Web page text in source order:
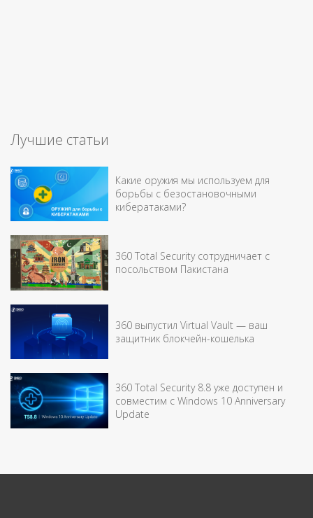
Лучшие статьи
Какие оружия мы используем для
борьбы с безостановочными
кибератаками?
360 Total Security сотрудничает с
посольством Пакистана
360 выпустил Virtual Vault — ваш
защитник блокчейн-кошелька
360 Total Security 8.8 уже доступен и
совместим с Windows 10 Anniversary
Update